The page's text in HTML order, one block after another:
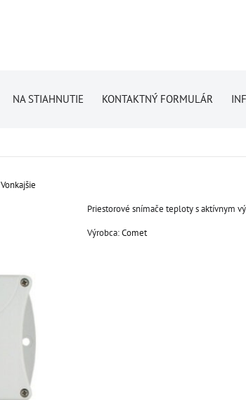
NA STIAHNUTIE KONTAKTNÝ FORMULÁR
Vonkajšie
Priestorové snímače teploty s aktívnym
Výrobca:Comet